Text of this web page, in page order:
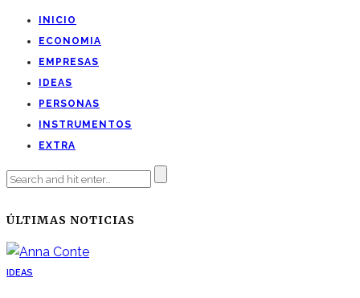
INICIO
ECONOMIA
EMPRESAS
IDEAS
PERSONAS
INSTRUMENTOS
EXTRA
ÚLTIMAS NOTICIAS
IDEAS